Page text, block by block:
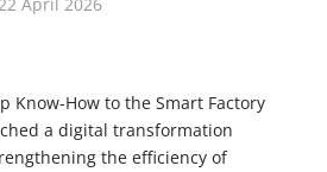
Know-How to the Smart Factory
a digital transformation
the efficiency of